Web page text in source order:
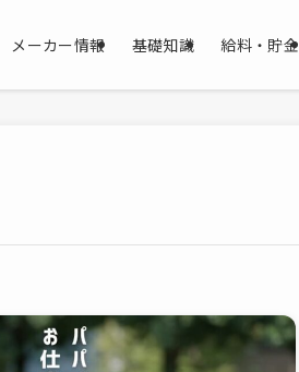
メーカー情報 基礎知識 給料・貯金